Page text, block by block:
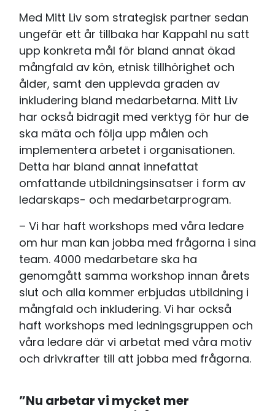
Med Mitt Liv som strategisk partner sedan
ungefär ett år tillbaka har Kappahl nu satt
upp konkreta mål för bland annat ökad
mångfald av kön, etnisk tillhörighet och
ålder, samt den upplevda graden av
inkludering bland medarbetarna. Mitt Liv
har också bidragit med verktyg för hur de
ska mäta och följa upp målen och
implementera arbetet i organisationen.
Detta har bland annat innefattat
omfattande utbildningsinsatser i form av
ledarskaps- och medarbetarprogram.
– Vi har haft workshops med våra ledare
om hur man kan jobba med frågorna i sina
team. 4000 medarbetare ska ha
genomgått samma workshop innan årets
slut och alla kommer erbjudas utbildning i
mångfald och inkludering. Vi har också
haft workshops med ledningsgruppen och
våra ledare där vi arbetat med våra motiv
och drivkrafter till att jobba med frågorna.
”Nu arbetar vi mycket mer